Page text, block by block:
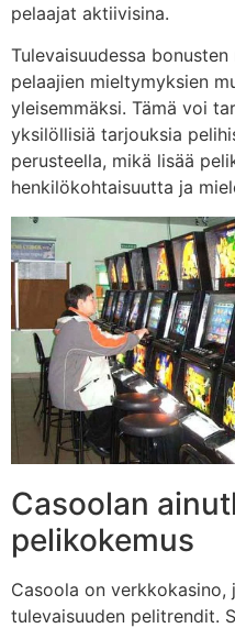
pelaajat aktiivisina.
Tulevaisuudessa
pelaajien mieltymyksien
yleisemmäksi. Tämä voi
yksilöllisiä tarjouksia
perusteella, mikä lisää
henkilökohtaisuutta ja
Casoolan
pelikokemus
Casoola on
tulevaisuuden pelitrendit.